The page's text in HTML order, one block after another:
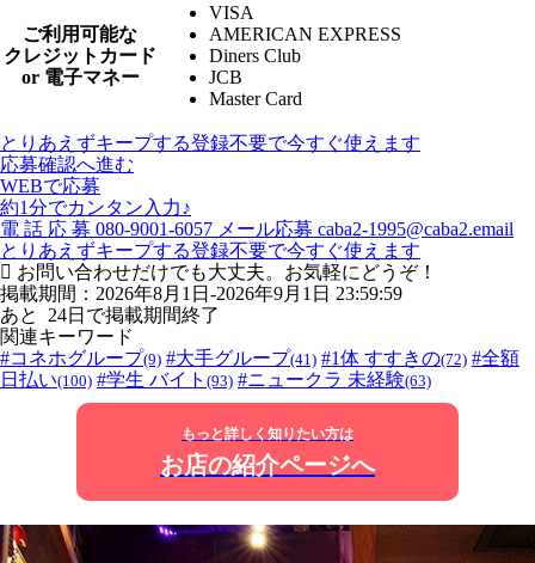
ご利用可能な
クレジットカード
or 電子マネー
VISA
AMERICAN EXPRESS
Diners Club
JCB
Master Card
とりあえずキープする登録不要で今すぐ使えます
応募確認へ進む
WEBで応募
約1分でカンタン入力♪
電 話 応 募 080-9001-6057 メール応募 caba2-1995@caba2.email
とりあえずキープする登録不要で今すぐ使えます
お問い合わせだけでも大丈夫。お気軽にどうぞ！
掲載期間：2026年8月1日-2026年9月1日 23:59:59
あと 24日で掲載期間終了
関連キーワード
#コネホグループ(9) #大手グループ(41) #1体 すすきの(72) #全額
日払い(100) #学生 バイト (93) #ニュークラ 未経験(63)
もっと詳しく知りたい方は
お店の紹介ページへ